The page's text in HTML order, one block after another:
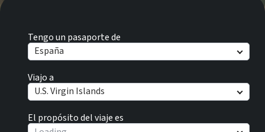
Tengo un pasaporte de
España
Viajo a
U.S. Virgin Islands
El propósito del viaje es